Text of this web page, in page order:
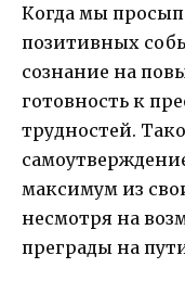
Когда мы
позитивных
сознание на
готовность к
трудностей.
максимум из
несмотря на
преграды на